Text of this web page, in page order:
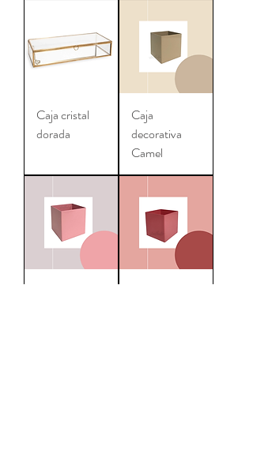
Caja cristal
dorada
Caja
decorativa
Camel